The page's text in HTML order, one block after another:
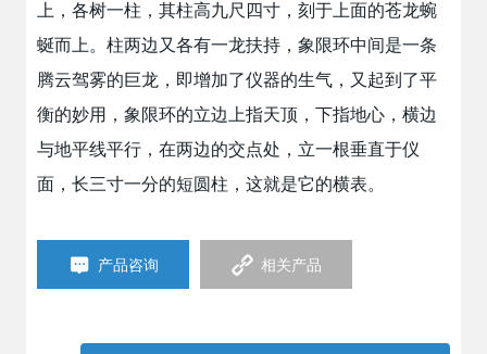
上，各树一柱，其柱高九尺四寸，刻于上面的苍龙蜿
蜒而上。柱两边又各有一龙扶持，象限环中间是一条
腾云驾雾的巨龙，即增加了仪器的生气，又起到了平
衡的妙用，象限环的立边上指天顶，下指地心，横边
与地平线平行，在两边的交点处，立一根垂直于仪
面，长三寸一分的短圆柱，这就是它的横表。
产品咨询 相关产品